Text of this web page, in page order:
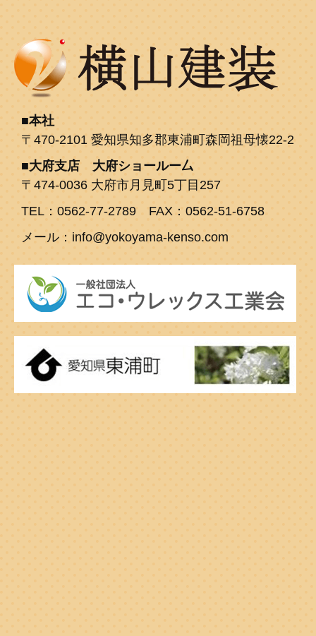
本社
〒470-2101 愛知県知多郡東浦町森岡祖母懐22-2
大府支店 大府ショールー厶
〒474-0036 大府市月見町5丁目257
TEL：0562-77-2789 FAX：0562-51-6758
メール：info@yokoyama-kenso.com